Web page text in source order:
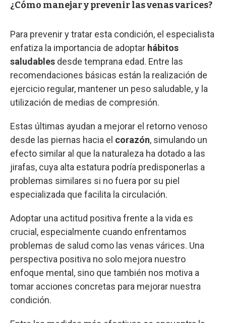
¿Cómo manejar y prevenir las venas varices?
Para prevenir y tratar esta condición, el especialista
enfatiza la importancia de adoptar hábitos
saludables desde temprana edad. Entre las
recomendaciones básicas están la realización de
ejercicio regular, mantener un peso saludable, y la
utilización de medias de compresión.
Estas últimas ayudan a mejorar el retorno venoso
desde las piernas hacia el corazón, simulando un
efecto similar al que la naturaleza ha dotado a las
jirafas, cuya alta estatura podría predisponerlas a
problemas similares si no fuera por su piel
especializada que facilita la circulación.
Adoptar una actitud positiva frente a la vida es
crucial, especialmente cuando enfrentamos
problemas de salud como las venas várices. Una
perspectiva positiva no solo mejora nuestro
enfoque mental, sino que también nos motiva a
tomar acciones concretas para mejorar nuestra
condición.